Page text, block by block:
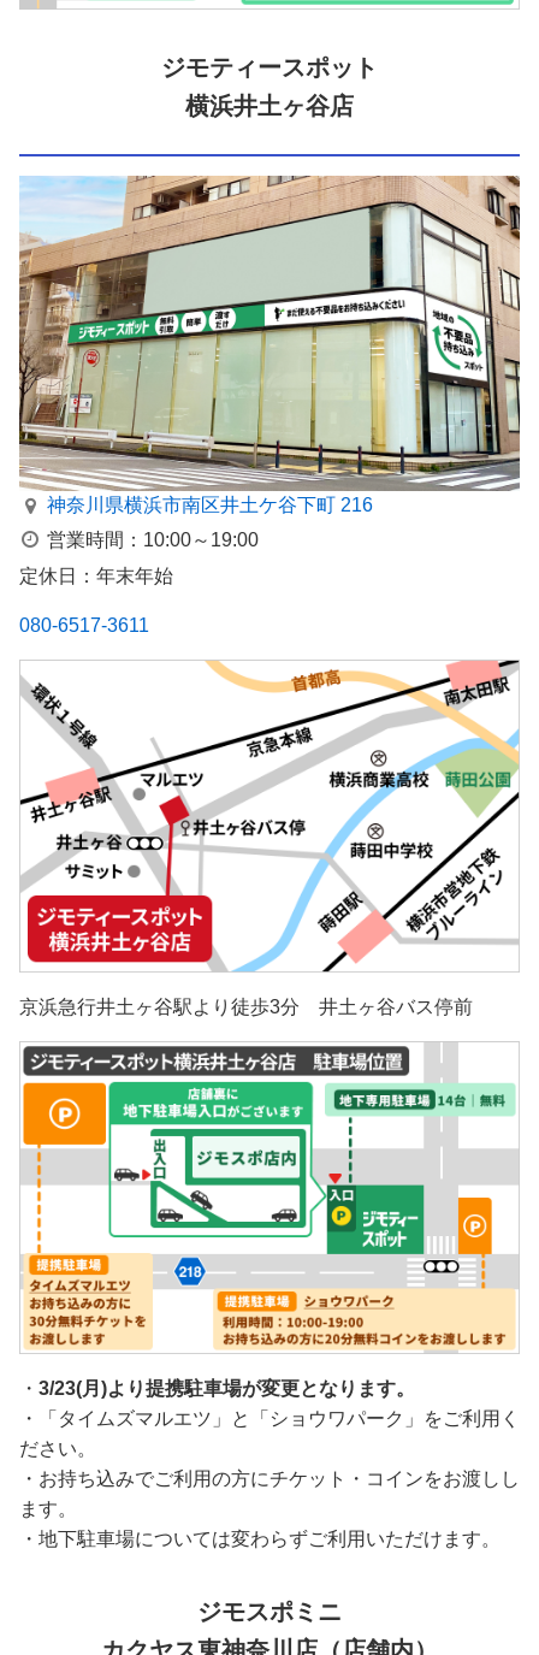
ジモティースポット
横浜井土ヶ谷店
神奈川県横浜市南区井⼟ケ⾕下町 216
営業時間：10:00～19:00
定休日：年末年始
080-6517-3611
京浜急行井土ヶ谷駅より徒歩3分 井土ヶ谷バス停前
・ 3/23(月)より提携駐車場が変更となります。
・「タイムズマルエツ」と「ショウワパーク」をご利用く
ださい。
・お持ち込みでご利用の方にチケット・コインをお渡しし
ます。
・地下駐車場については変わらずご利用いただけます。
ジモスポミニ